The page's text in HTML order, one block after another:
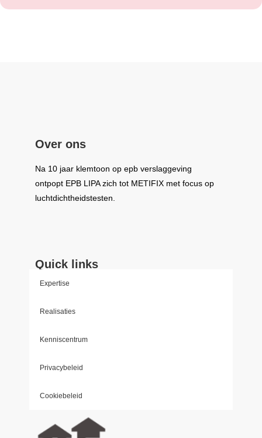
Over ons
Na 10 jaar klemtoon op epb verslaggeving
ontpopt EPB LIPAzich tot METIFIX met focus op
luchtdichtheidstesten.
Quick links
Expertise
Realisaties
Kenniscentrum
Privacybeleid
Cookiebeleid